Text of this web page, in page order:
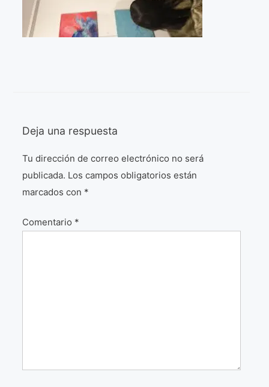
Aviso legal
«Réalisme Magique et Olympique» PARIS 2024
«Impressionnis-vous» Paris 2023
¡VIVE Molière! Un hommage latino-américain à
Molière 2022
través de tu espejo»
«Huellas trashumantes» New York 2018
Deja una respuesta
Tu dirección de correo electrónico no será
publicada. Los campos obligatorios están
marcados con *
Comentario *